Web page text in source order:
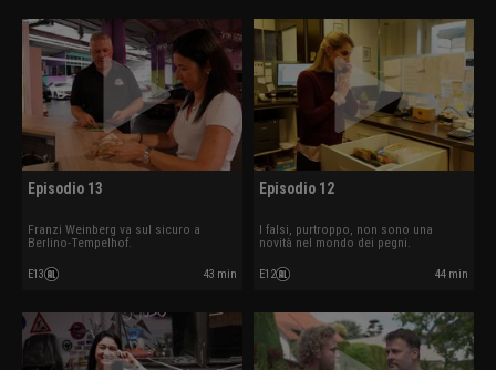
Episodio 13
Franzi Weinberg va sul sicuro a
Berlino-Tempelhof.
E13 43 min
Episodio 12
I falsi, purtroppo, non sono una
novità nel mondo dei pegni.
E12 44 min